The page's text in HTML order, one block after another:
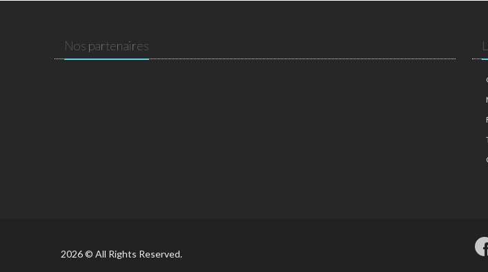
Nos partenaires
2026 © All Rights Reserved.